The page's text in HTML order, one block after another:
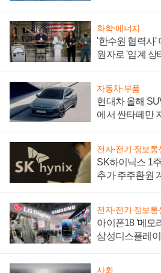
화학·에너지
'한수원 협력사'
원자로 '임계 상
자동차·부품
현대차 올해
에서 싼타페만
전자·전기·정보통
SK하이닉스 1
추가 주주환원
전자·전기·정보통
아이폰18 '메모
삼성디스플레
사회